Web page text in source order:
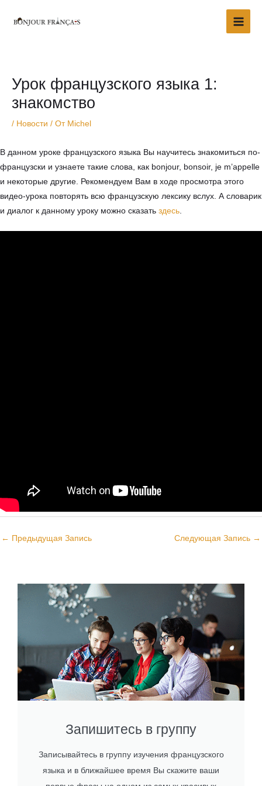
Main
Урок французского языка 1:
знакомство
/ Новости / От Michel
В данном уроке французского языка Вы научитесь знакомиться по-
французски и узнаете такие слова, как bonjour, bonsoir, je m’appelle
и некоторые другие. Рекомендуем Вам в ходе просмотра этого
видео-урока повторять всю французскую лексику вслух. А словарик
и диалог к данному уроку можно сказать здесь.
записям
← Предыдущая Запись Следующая Запись →
Запишитесь в группу
Записывайтесь в группу изучения французского
языка и в ближайшее время Вы скажите ваши